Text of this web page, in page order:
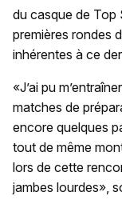
du casque de Top
premières rondes
inhérentes à ce
«J’ai pu
matches de
encore quelques
tout de même
lors de cette
jambes lourdes»,